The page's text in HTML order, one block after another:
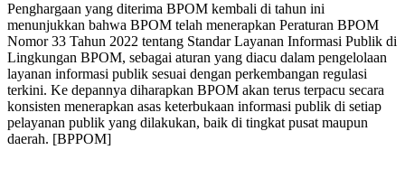
Penghargaan yang diterima BPOM kembali di tahun ini
menunjukkan bahwa BPOM telah menerapkan Peraturan BPOM
Nomor 33 Tahun 2022 tentang Standar Layanan Informasi Publik di
Lingkungan BPOM, sebagai aturan yang diacu dalam pengelolaan
layanan informasi publik sesuai dengan perkembangan regulasi
terkini. Ke depannya diharapkan BPOM akan terus terpacu secara
konsisten menerapkan asas keterbukaan informasi publik di setiap
pelayanan publik yang dilakukan, baik di tingkat pusat maupun
daerah. [BPPOM]